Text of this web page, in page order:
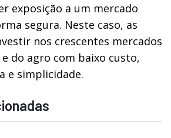
exposição a um mercado
segura. Neste caso, as
nos crescentes mercados
do agro com baixo custo,
e simplicidade.